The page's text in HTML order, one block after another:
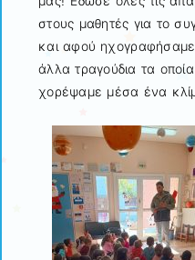
στους μαθητές για το
και αφού
άλλα τραγούδια τα
χορέψαμε μέσα ένα